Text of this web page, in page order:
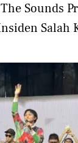
Sounds
Salah